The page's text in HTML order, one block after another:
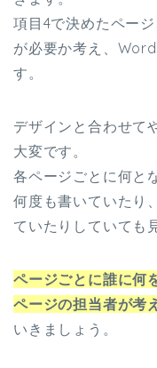
項目4で決めたペー
が必要か考え、
す。
デザインと合わせて
大変です。
各ページごとに何と
何度も書いていたり
ていたりしていても
ページごとに誰に何
ページの担当者が考
いきましょう。